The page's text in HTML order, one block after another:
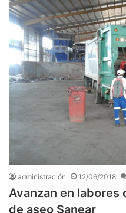
administración 12/06/2018
Avanzan en
de aseo Sanear